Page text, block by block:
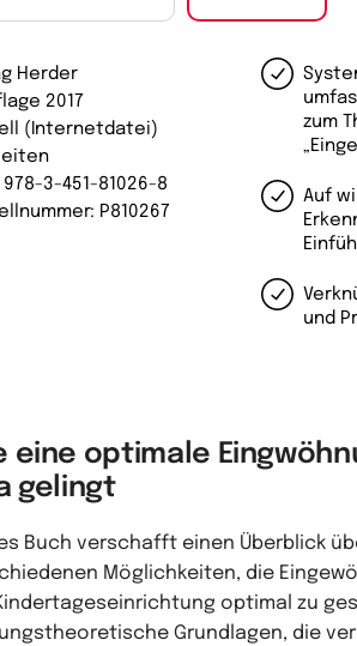
zum
Auf
und
Herder
2017
(Internetdatei)
978-3-451-81026-8
P810267
eine optimale
gelingt
Buch verschafft einen Überblick
Möglichkeiten, die
optimal zu
Grundlagen, die